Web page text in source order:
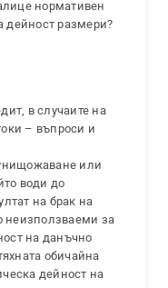
нормативен
дейност размери?
в случаите на
– въпроси и
или
води до
на брак на
неизползваеми за
на данъчно
обичайна
дейност на